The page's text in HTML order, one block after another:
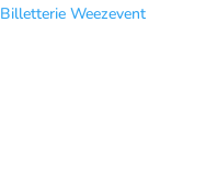
Billetterie Weezevent